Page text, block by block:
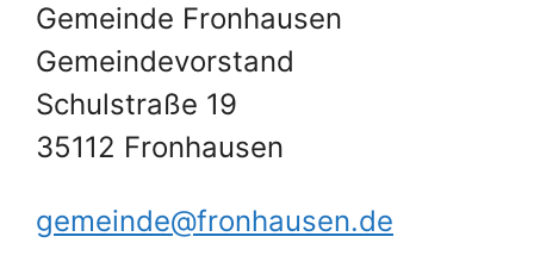
Gemeinde Fronhausen
Gemeindevorstand
Schulstraße 19
35112 Fronhausen
gemeinde@fronhausen.de